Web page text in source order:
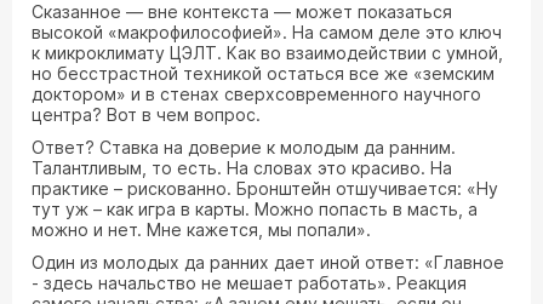
Сказанное — вне контекста — может показаться
высокой «макрофилософией». На самом деле это ключ
к микроклимату ЦЭЛТ. Как во взаимодействии с умной,
но бесстрастной техникой остаться все же «земским
доктором» и в стенах сверхсовременного научного
центра? Вот в чем вопрос.
Ответ? Ставка на доверие к молодым да ранним.
Талантливым, то есть. На словах это красиво. На
практике – рискованно. Бронштейн отшучивается: «Ну
тут уж – как игра в карты. Можно попасть в масть, а
можно и нет. Мне кажется, мы попали».
Один из молодых да ранних дает иной ответ: «Главное
- здесь начальство не мешает работать». Реакция